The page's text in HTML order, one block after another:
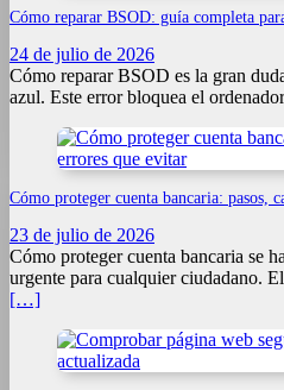
Cómo reparar BSOD: guía completa
24 de julio de 2026
Cómo reparar BSOD es la gran
azul. Este error bloquea el
Cómo proteger cuenta bancaria: pasos,
23 de julio de 2026
Cómo proteger cuenta bancaria se
urgente para cualquier ciudadano.
[…]